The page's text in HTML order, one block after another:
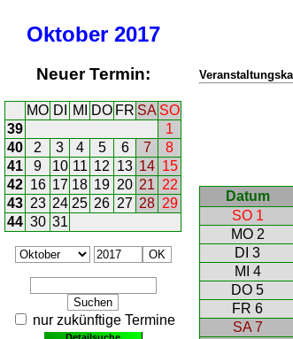
Oktober 2017
Neuer Termin:
MO DI MI DO FR SA SO
39
1
40
2 3 4 5 6 7
8
41
9 10 11 12 13 14 15
42 16 17 18 19 20 21 22
43 23 24 25 26 27 28 29
44 30 31
nur zukünftige Termine
Detailsuche
Datum
SO 1
MO 2
DI 3
MI 4
DO 5
FR 6
SA 7